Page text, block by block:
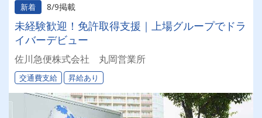
新着 8/9掲載
未経験歓迎！免許取得支援｜上場グループでドラ
イバーデビュー
佐川急便株式会社 丸岡営業所
交通費支給 昇給あり